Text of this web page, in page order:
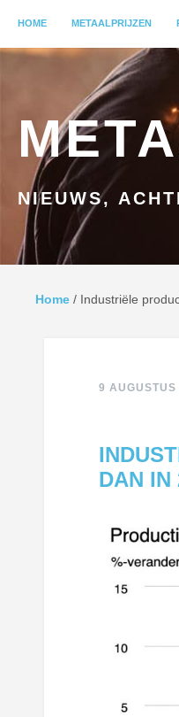
GA NAAR INHOUD
HOME METAALPRIJZEN
NIEUWS,
Home / Industriële
9
DAN IN